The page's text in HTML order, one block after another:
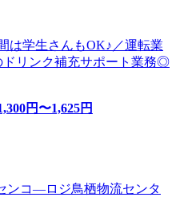
は学生さんもOK♪／運転業
ドリンク補充サポート業務◎
円〜1,625円
ンコ―ロジ鳥栖物流センタ